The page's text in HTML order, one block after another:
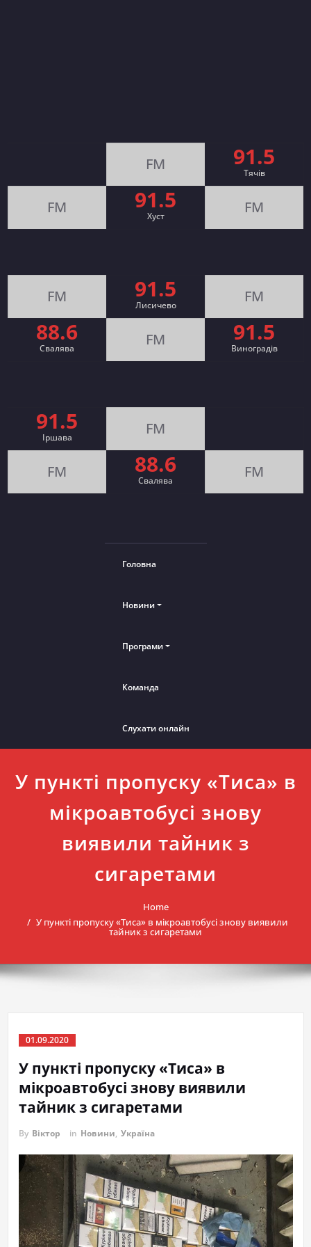
FM 91.5
Тячів
FM 91.5
Хуст FM
FM 91.5
Лисичево FM
88.6
Свалява FM 91.5
Виноградів
91.5
Іршава FM
FM 88.6
Cвалява FM
Головна
Новини
Програми
Команда
Слухати онлайн
У пункті пропуску «Тиса» в
мікроавтобусі знову
виявили тайник з
сигаретами
Home
У пункті пропуску «Тиса» в мікроавтобусі знову виявили
тайник з сигаретами
01.09.2020
У пункті пропуску «Тиса» в
мікроавтобусі знову виявили
тайник з сигаретами
By Віктор in Новини, Україна